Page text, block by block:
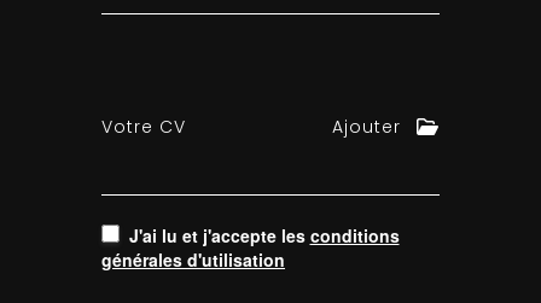
Votre CV Ajouter
J'ai lu et j'accepte les conditions
générales d'utilisation